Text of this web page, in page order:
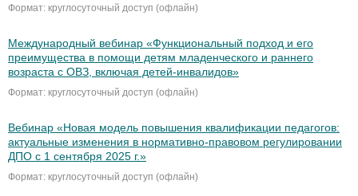
Формат: круглосуточный доступ (офлайн)
Международный вебинар «Функциональный подход и его
преимущества в помощи детям младенческого и раннего
возраста с ОВЗ, включая детей-инвалидов»
Формат: круглосуточный доступ (офлайн)
Вебинар «Новая модель повышения квалификации педагогов:
актуальные изменения в нормативно-правовом регулировании
ДПО с 1 сентября 2025 г.»
Формат: круглосуточный доступ (офлайн)